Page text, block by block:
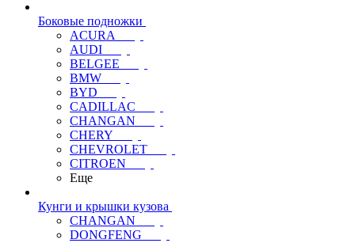
Боковые подножки
ACURA
AUDI
BELGEE
BMW
BYD
CADILLAC
CHANGAN
CHERY
CHEVROLET
CITROEN
Еще
Кунги и крышки кузова
CHANGAN
DONGFENG